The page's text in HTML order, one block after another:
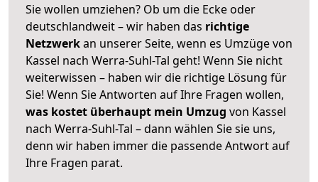
Sie wollen umziehen? Ob um die Ecke oder
deutschlandweit – wir haben das richtige
Netzwerkan unserer Seite, wenn es Umzüge von
Kassel nach Werra-Suhl-Tal geht! Wenn Sie nicht
weiterwissen – haben wir die richtige Lösung für
Sie! Wenn Sie Antworten auf Ihre Fragen wollen,
was kostet überhaupt mein Umzug von Kassel
nach Werra-Suhl-Tal – dann wählen Sie sie uns,
denn wir haben immer die passende Antwort auf
Ihre Fragen parat.